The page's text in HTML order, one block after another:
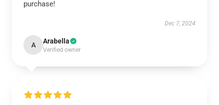
purchase!
Dec 7, 2024
A Arabella
Verified owner